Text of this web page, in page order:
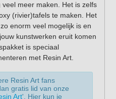
meer maken. Het is zelfs
(rivier)tafels te maken. Het
enorm veel mogelijk is en
kunstwerken eruit komen
is speciaal
met Resin Art.
Resin Art fans
gratis lid van onze
Art'. Hier kun je